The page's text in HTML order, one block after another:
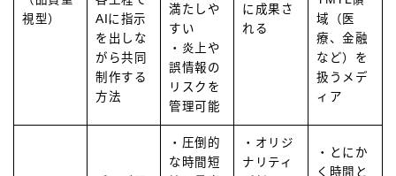
視型）
AIに指示
を出しな
がら共同
制作する
方法
満たしや
すい
・炎上や
誤情報の
リスクを
管理可能
に成果さ
れる
域（医
療、金融
など）を
扱うメデ
ィア
・圧倒的
な時間短
・オリジ
ナリティ
・とにか
く時間と